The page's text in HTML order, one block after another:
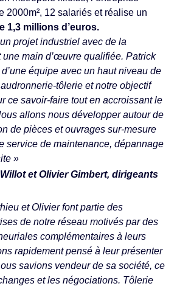
2000m², 12 salariés et réalise un
1,3 millions d’euros.
projet industriel avec de la
main d’œuvre qualifiée. Patrick
équipe avec un haut niveau de
tôlerie et notre objectif
ce savoir-faire tout en accroissant le
allons nous développer autour de
de pièces et ouvrages sur-mesure
service de maintenance, dépannage
»
et Olivier Gimbert, dirigeants
et Olivier font partie des
de notre réseau motivés par des
complémentaires à leurs
rapidement pensé à leur présenter
savions vendeur de sa société, ce
et les négociations. Tôlerie